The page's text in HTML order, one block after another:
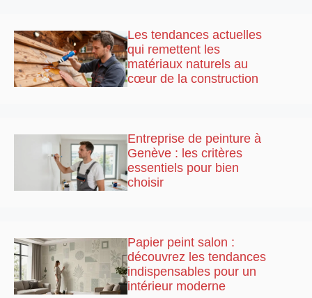
Les tendances actuelles
qui remettent les
matériaux naturels au
cœur de la construction
Entreprise de peinture à
Genève : les critères
essentiels pour bien
choisir
Papier peint salon :
découvrez les tendances
indispensables pour un
intérieur moderne